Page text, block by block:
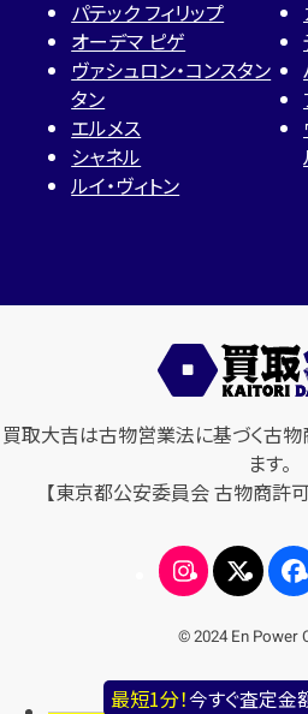
最短1分！今すぐ査定金
パテック フィリップ
オーデマ ピゲ
ヴァシュロン・コンスタン
タン
エルメス
シャネル
ルイ・ヴィトン
買取大吉は古物営業法に基づく古
ます。
【東京都公安委員会 古物商許
© 2024 En Power